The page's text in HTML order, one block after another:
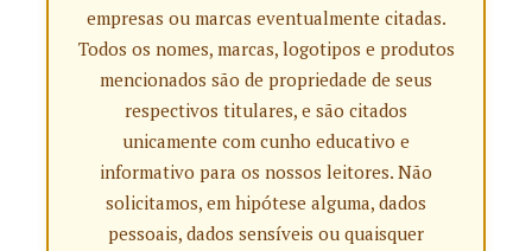
empresas ou marcas eventualmente citadas.
Todos os nomes, marcas, logotipos e produtos
mencionados são de propriedade de seus
respectivos titulares, e são citados
unicamente com cunho educativo e
informativo para os nossos leitores. Não
solicitamos, em hipótese alguma, dados
pessoais, dados sensíveis ou quaisquer